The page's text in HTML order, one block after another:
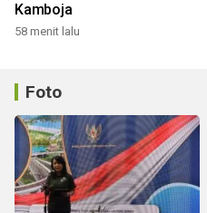
Kamboja
58 menit lalu
Foto